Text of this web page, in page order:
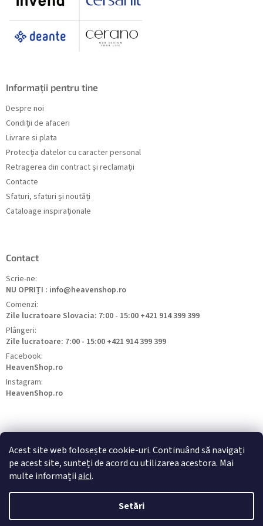
Acest site web folosește cookie-uri. Continuând să navigați
pe acest site, sunteți de acord cu utilizarea acestora. Mai
multe informațiiaici.
Setări
Informații pentru tine
Despre noi
Condiții de afaceri
Livrare si plata
Protecția datelor cu caracter personal
Retragerea din contract și reclamații
Contacte
Sfaturi, sfaturi și noutăți
Cataloage inspiraționale
Contact
Scrie-ne:
NU OPRIȚI : info@heavenshop.ro
Comenzi:
Zile lucratoare Slovacia: 7:00 - 15:00 +421 914 399 399
Plângeri:
Zile lucratoare: 7:00 - 15:00 +421 914 399 399
Facebook:
HeavenShop.ro
Instagram:
HeavenShop.ro
HeavenShop.sk HeavenShop.hu HeavenShop.cz
Drepturi de autor 2026Heavenshop. Toate drepturile rezervate.